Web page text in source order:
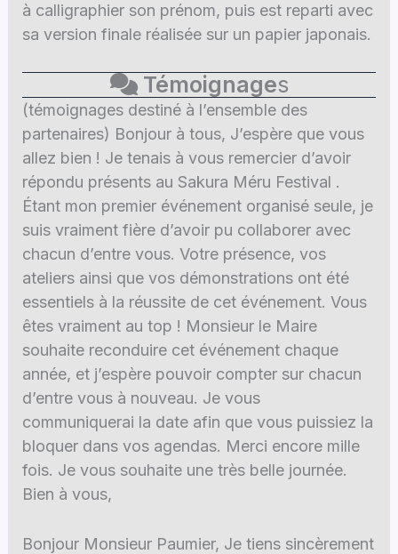
à calligraphier son prénom, puis est reparti avec
sa version finale réalisée sur un papier japonais.
Témoignages
(témoignages destiné à l’ensemble des
partenaires) Bonjour à tous, J’espère que vous
allez bien ! Je tenais à vous remercier d’avoir
répondu présents au Sakura Méru Festival .
Étant mon premier événement organisé seule, je
suis vraiment fière d’avoir pu collaborer avec
chacun d’entre vous. Votre présence, vos
ateliers ainsi que vos démonstrations ont été
essentiels à la réussite de cet événement. Vous
êtes vraiment au top ! Monsieur le Maire
souhaite reconduire cet événement chaque
année, et j’espère pouvoir compter sur chacun
d’entre vous à nouveau. Je vous
communiquerai la date afin que vous puissiez la
bloquer dans vos agendas. Merci encore mille
fois. Je vous souhaite une très belle journée.
Bien à vous,
Bonjour Monsieur Paumier, Je tiens sincèrement